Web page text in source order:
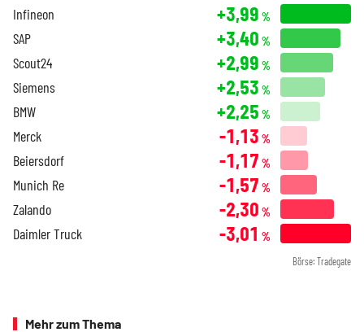
Infineon +3,99 %
SAP +3,40 %
Scout24 +2,99 %
Siemens +2,53 %
BMW +2,25 %
Merck -1,13 %
Beiersdorf -1,17 %
Munich Re -1,57 %
Zalando -2,30 %
Daimler Truck -3,01 %
Börse: Tradegate
Mehr zum Thema